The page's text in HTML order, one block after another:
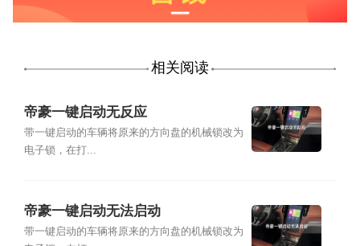
相关阅读
帝豪一键启动无反应
带一键启动的车辆将原来的方向盘的机械锁改为
电子锁，在打...
帝豪一键启动无法启动
带一键启动的车辆将原来的方向盘的机械锁改为